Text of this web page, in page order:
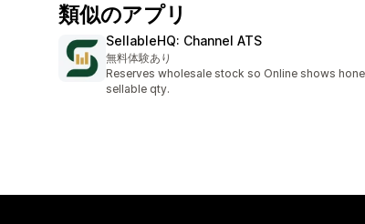
類似のアプリ
SellableHQ: Channel ATS
無料体験あり
Reserves wholesale stock so Online shows
sellable qty.